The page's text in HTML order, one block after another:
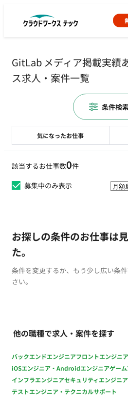
GitLab メディア掲載実績
ス求人・案件一覧
該当するお仕事数0件
募集中のみ表示
お探しの条件のお仕事は
た。
条件を変更するか、もう少し広い条
さい。
他の職種で求人・案件を探す
バックエンドエンジニアフロントエンジニア
iOSエンジニア・Androidエンジニアゲー
インフラエンジニアセキュリティエンジニア
テストエンジニア・テクニカルサポート
気になったお仕事
条件検